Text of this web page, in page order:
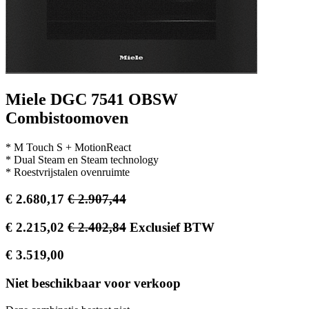
Miele DGC 7541 OBSW
Combistoomoven
* M Touch S + MotionReact
* Dual Steam en Steam technology
* Roestvrijstalen ovenruimte
€ 2.680,17 €2.907,44
€ 2.215,02 €2.402,84 Exclusief BTW
€ 3.519,00
Niet beschikbaar voor verkoop